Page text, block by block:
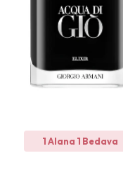
1 Alana 1 Bedava